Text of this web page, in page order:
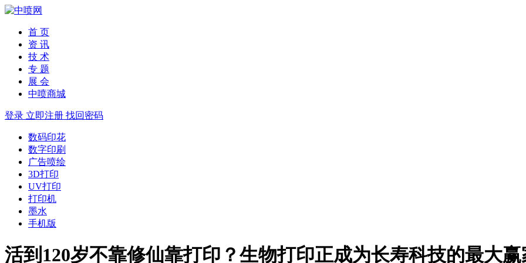
首 页
资 讯
技 术
专 题
展 会
中喷商城
登录 立即注册 找回密码
数码印花
数字印刷
广告喷绘
3D打印
UV打印
打印机
墨水
手机版
活到120岁不靠修仙靠打印？生物打印正成为长寿科技的最大赢